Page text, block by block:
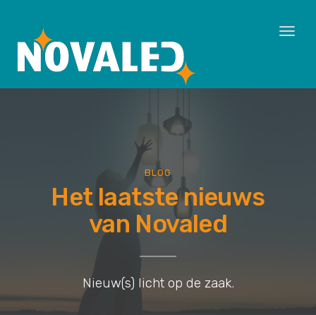
Toggle
BLOG
Het laatste nieuws
van Novaled
Nieuw(s) licht op de zaak.